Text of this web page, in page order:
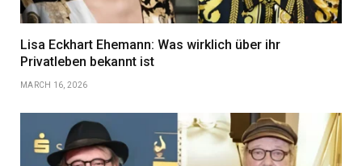
Lisa Eckhart Ehemann: Was wirklich über ihr
Privatleben bekannt ist
MARCH 16, 2026